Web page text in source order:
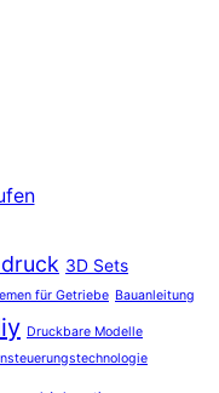
3D Sets
für Getriebe Bauanleitung
Druckbare Modelle